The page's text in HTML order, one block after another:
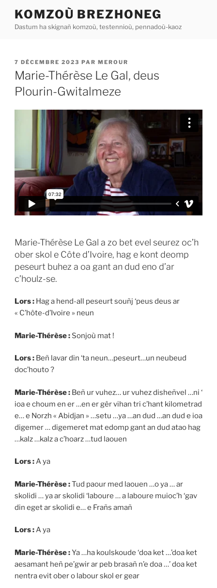
contenu
KOMZOÙ BREZHONEG
Dastum ha skignañ komzoù, testennioù, pennadoù-kaoz
PUBLIÉ
LE
7 DÉCEMBRE 2023 PAR MEROUR
Marie-Thérèse Le Gal, deus
Plourin-Gwitalmeze
Marie-Thérèse Le Gal a zo bet evel seurez oc’h
ober skol e Côte d’Ivoire, hag e kont deomp
peseurt buhez a oa gant an dud eno d’ar
c’houlz-se.
Lors : Hag a hend-all peseurt souñj ‘peus deus ar
« C’hôte-d’Ivoire » neun
Marie-Thérèse : Sonjoù mat !
Lors : Beñ lavar din ‘ta neun…peseurt…un neubeud
doc’houto ?
Marie-Thérèse : Beñ ur vuhez… ur vuhez disheñvel …ni ‘
ioa e choum en er …en er gêr vihan tri c’hant kilometrad
e… e Norzh « Abidjan » …setu …ya …an dud …an dud e ioa
digemer … digemeret mat edomp gant an dud atao hag
…kalz …kalz a c’hoarz …tud laouen
Lors :A ya
Marie-Thérèse :Tud paour med laouen …o ya … ar
skolidi … ya ar skolidi ‘laboure … a laboure muioc’h ‘gav
din eget ar skolidi e… e Frañs amañ
Lors :A ya
Marie-Thérèse :Ya …ha koulskoude ‘doa ket …’doa ket
aesamant heñ pe’gwir ar peb brasañ n’e doa …’ doa ket
nentra evit ober o labour skol er gear